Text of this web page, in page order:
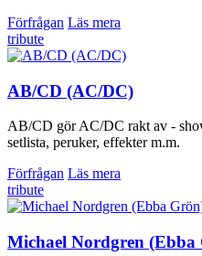
Förfrågan Läs mera
tribute
AB/CD (AC/DC)
AB/CD gör AC/DC rakt av -
setlista, peruker, effekter m.m.
Förfrågan Läs mera
tribute
Michael Nordgren (Ebba